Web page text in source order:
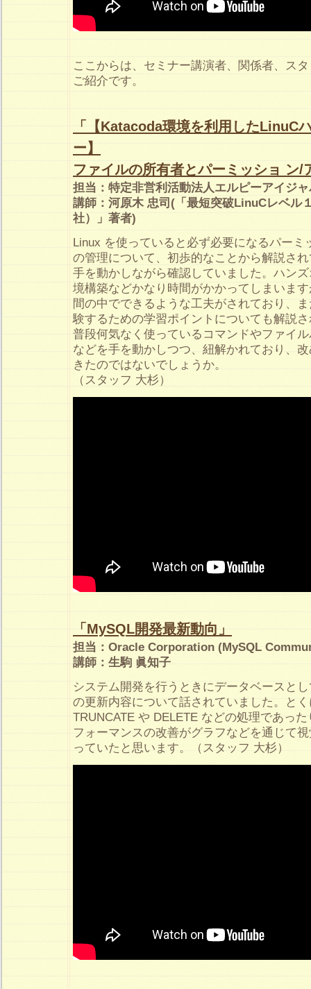
ここからは、セミナー講演者、関係者、ス
ご紹介です。
「【Katacoda環境を利用したLinuC
ー】
ファイルの所有者とパーミッショ ン/
担当：特定非営利活動法人エルピーアイジ
講師：河原木 忠司(「最短突破LinuCレベル
社）」著者)
Linux を使っていると必ず必要になるパーミ
の管理について、初歩的なことから解説さ
手を動かしながら確認していました。ハン
境構築などかなり時間がかかってしまいま
間の中でできるような工夫がされており、
験するための学習ポイントについても解説
普段何気なく使っているコマンドやファイ
などを手を動かしつつ、紐解かれており、
きたのではないでしょうか。
（スタッフ 大杉）
「MySQL開発最新動向」
担当：Oracle Corporation (MySQL
講師：生駒 眞知子
システム開発を行うときにデータベースと
の更新内容について話されていました。と
TRUNCATE や DELETE などの処理であっ
フォーマンスの改善がグラフなどを通じて
っていたと思います。（スタッフ 大杉）